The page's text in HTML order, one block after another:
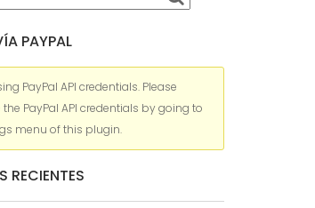
PAYPAL
PayPal API credentials. Please
PayPal API credentials by going to
menu of this plugin.
RECIENTES